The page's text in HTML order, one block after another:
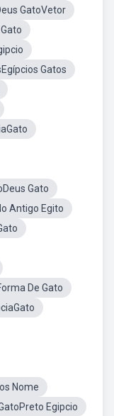
GatoVetor
Gatos
Gato
Antigo Egito
De Gato
Nome
Egipcio